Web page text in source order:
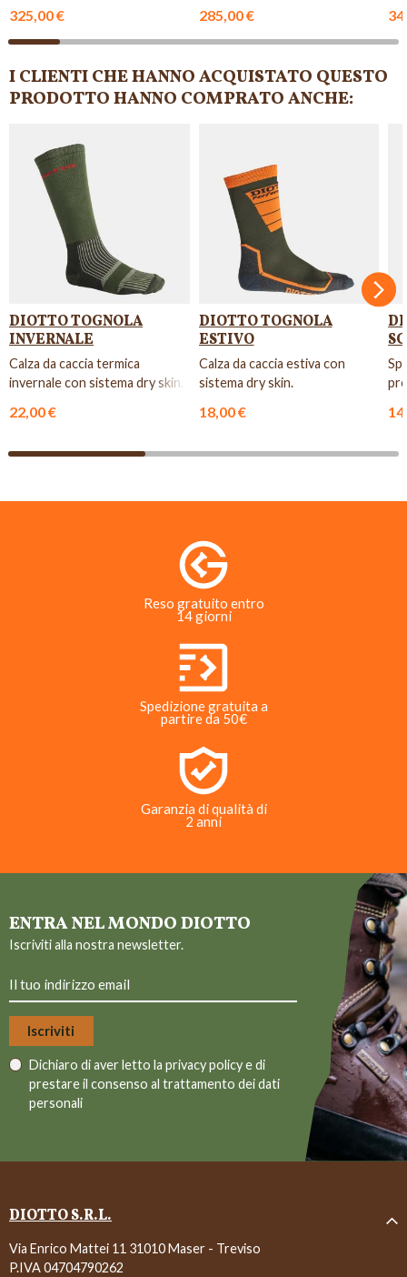
325,00 € 285,00 €
I CLIENTI CHE HANNO ACQUISTATO QUESTO
PRODOTTO HANNO COMPRATO ANCHE:
DIOTTO TOGNOLA
INVERNALE
Calza da caccia termica
invernale con sistema dry skin.
22,00 €
DIOTTO TOGNOLA
ESTIVO
Calza da caccia estiva con
sistema dry skin.
18,00 €
NON DISPONIBILE
Reso gratuito entro
14 giorni
Spedizione gratuita a
partire da 50€
Garanzia di qualità di
2 anni
ENTRA NEL MONDO DIOTTO
Iscriviti alla nostra newsletter.
Dichiaro di aver letto la privacy policye di
prestare il consenso al trattamento dei dati
personali
DIOTTO S.R.L.
Via Enrico Mattei 11 31010 Maser - Treviso
P.IVA 04704790262